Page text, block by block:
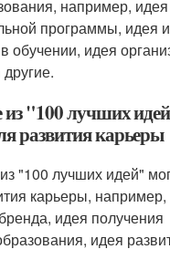
например,
программы, идея
обучении, идея
"100 лучших
развития карьеры
"100 лучших идей"
карьеры, например,
идея получения
идея